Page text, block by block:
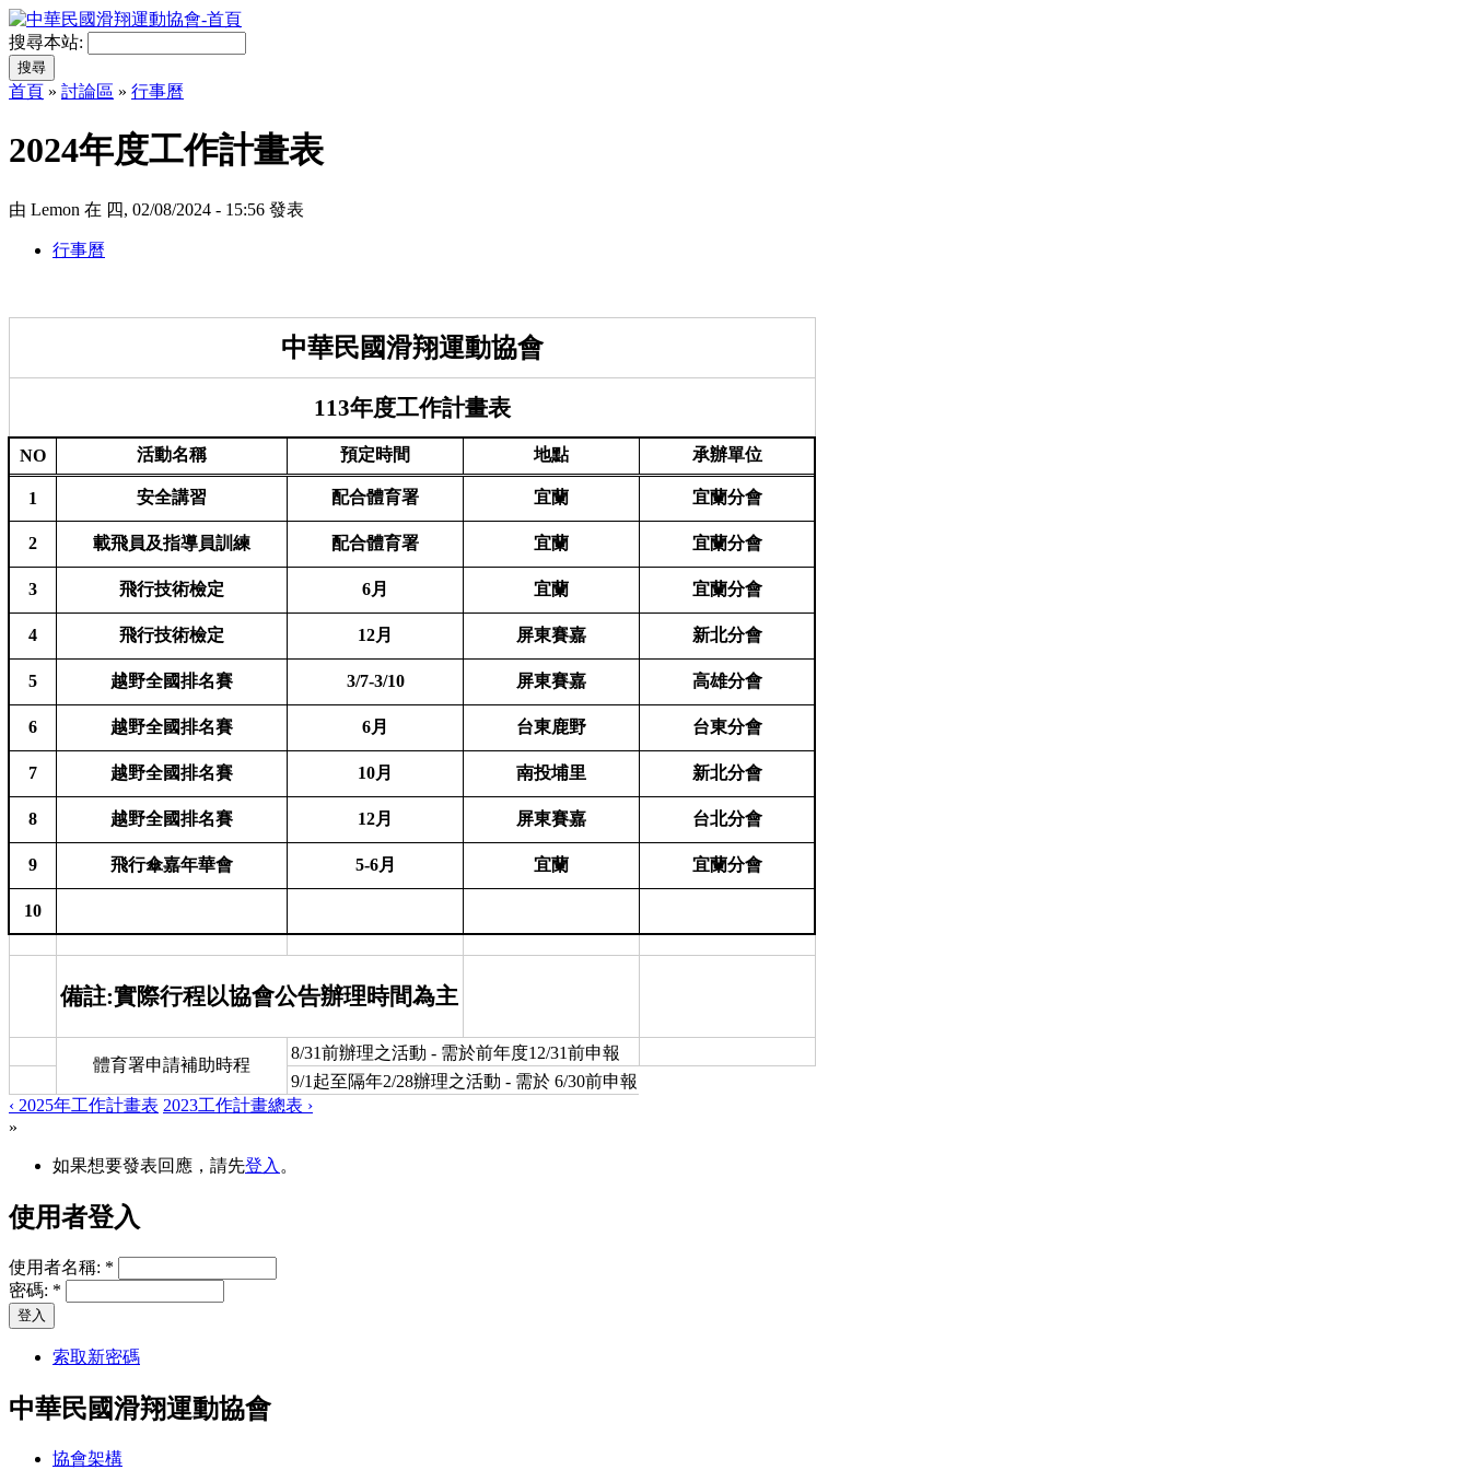
搜尋本站:
首頁 » 討論區 » 行事曆
2024年度工作計畫表
由 Lemon 在 四, 02/08/2024 - 15:56 發表
行事曆
中華民國滑翔運動協會
113年度工作計畫表
NO 活動名稱 預定時間 地點 承辦單位
1 安全講習 配合體育署 宜蘭 宜蘭分會
2 載飛員及指導員訓練 配合體育署 宜蘭 宜蘭分會
3 飛行技術檢定 6月 宜蘭 宜蘭分會
4 飛行技術檢定 12月 屏東賽嘉 新北分會
5 越野全國排名賽 3/7-3/10 屏東賽嘉 高雄分會
6 越野全國排名賽 6月 台東鹿野 台東分會
7 越野全國排名賽 10月 南投埔里 新北分會
8 越野全國排名賽 12月 屏東賽嘉 台北分會
9 飛行傘嘉年華會 5-6月 宜蘭 宜蘭分會
10
備註:實際行程以協會公告辦理時間為主
體育署申請補助時程
8/31前辦理之活動 - 需於前年度12/31前申報
9/1起至隔年2/28辦理之活動 - 需於 6/30前申報
‹ 2025年工作計畫表 2023工作計畫總表 ›
»
如果想要發表回應，請先登入 。
使用者登入
使用者名稱: *
密碼: *
索取新密碼
中華民國滑翔運動協會
協會架構